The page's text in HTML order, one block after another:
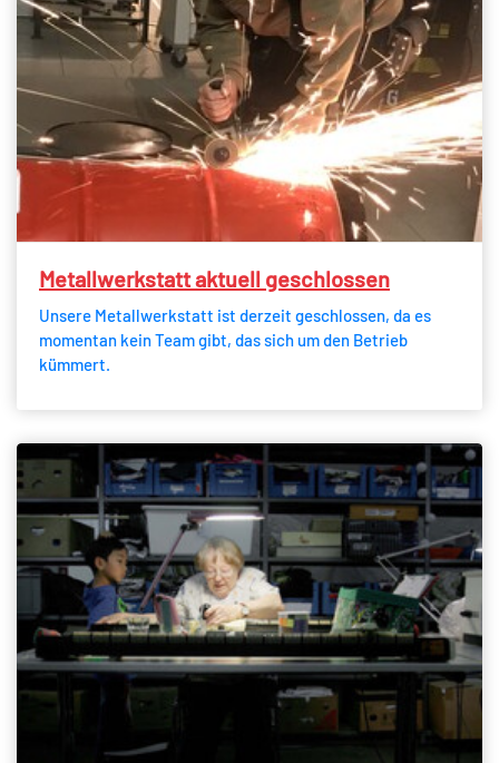
Metallwerkstatt aktuell geschlossen
Unsere Metallwerkstatt ist derzeit geschlossen, da es
momentan kein Team gibt, das sich um den Betrieb
kümmert.